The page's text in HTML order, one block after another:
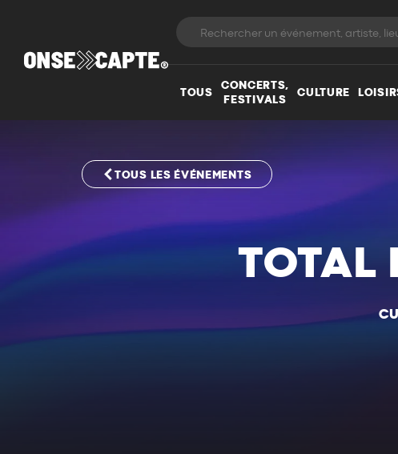
TOUS
CONCERTS,
FESTIVALS
CULTURE
TOUS LES ÉVÉNEMENTS
TOTAL